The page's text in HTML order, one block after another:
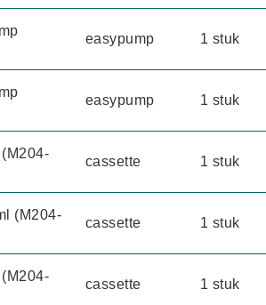
easypump 1 stuk
easypump 1 stuk
cassette 1 stuk
(M204-
cassette 1 stuk
cassette 1 stuk